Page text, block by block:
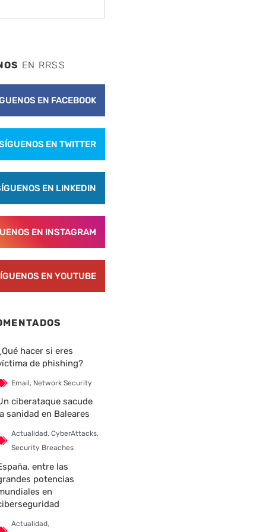
EN RRSS
EN FACEBOOK
EN TWITTER
EN LINKEDIN
EN INSTAGRAM
EN YOUTUBE
hacer si eres
de phishing?
Email, Network Security
ciberataque sacude
sanidad en Baleares
Actualidad, CyberAttacks,
Security Breaches
entre las
potencias
en
Actualidad,